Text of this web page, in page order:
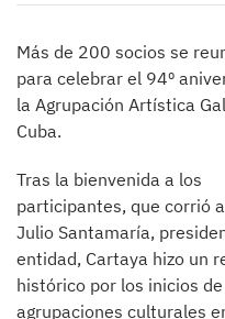
Más de 200 socios se
para celebrar el 94º
la Agrupación Artística
Cuba.
Tras la bienvenida a los
participantes, que corrió
Julio Santamaría,
entidad, Cartaya hizo un
histórico por los inicios
agrupaciones culturales